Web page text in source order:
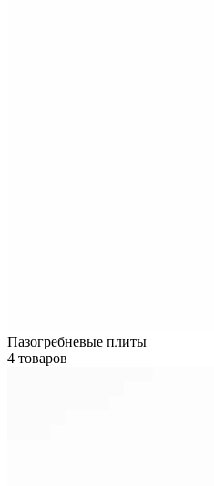
Пазогребневые плиты
4 товаров